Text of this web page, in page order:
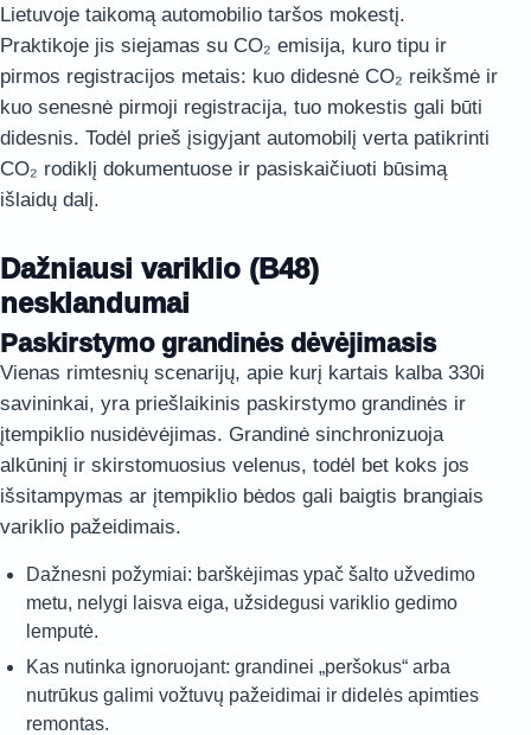
Lietuvoje taikomą automobilio taršos mokestį.
Praktikoje jis siejamas su CO₂ emisija, kuro tipu ir
pirmos registracijos metais: kuo didesnė CO₂ reikšmė ir
kuo senesnė pirmoji registracija, tuo mokestis gali būti
didesnis. Todėl prieš įsigyjant automobilį verta patikrinti
CO₂ rodiklį dokumentuose ir pasiskaičiuoti būsimą
išlaidų dalį.
Dažniausi variklio (B48)
nesklandumai
Paskirstymo grandinės dėvėjimasis
Vienas rimtesnių scenarijų, apie kurį kartais kalba 330i
savininkai, yra priešlaikinis paskirstymo grandinės ir
įtempiklio nusidėvėjimas. Grandinė sinchronizuoja
alkūninį ir skirstomuosius velenus, todėl bet koks jos
išsitampymas ar įtempiklio bėdos gali baigtis brangiais
variklio pažeidimais.
Dažnesni požymiai: barškėjimas ypač šalto užvedimo
metu, nelygi laisva eiga, užsidegusi variklio gedimo
lemputė.
Kas nutinka ignoruojant: grandinei „peršokus“ arba
nutrūkus galimi vožtuvų pažeidimai ir didelės apimties
remontas.